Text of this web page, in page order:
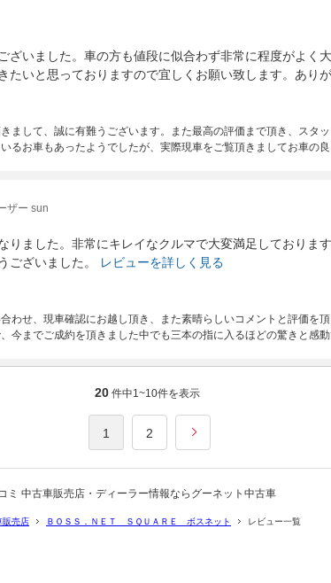
ざいました。車の方も値段に似合わず非常に程度がよく
たいと思っておりますので宜しくお願い致します。あり
まして、誠に有難うございます。また最高の評価まで頂き、スタ
るお車もあったようでしたが、実際現車をご覧頂きましてお車の
ザー sun
りました。非常にキレイなクルマで大変満足しておりま
ございました。
レビューを詳しく見る
わせ、現車確認にお越し頂き、また素晴らしいコメントと評価を
今までご成約を頂きました中でも三本の指に入るほどの驚きと感
20 件中1~10件を表示
1 2
中古車販売店・ディーラー情報ならグーネット中古車
販売店 ＢＯＳＳ．ＮＥＴ ＳＱＵＡＲＥ ボスネット レビュー一覧